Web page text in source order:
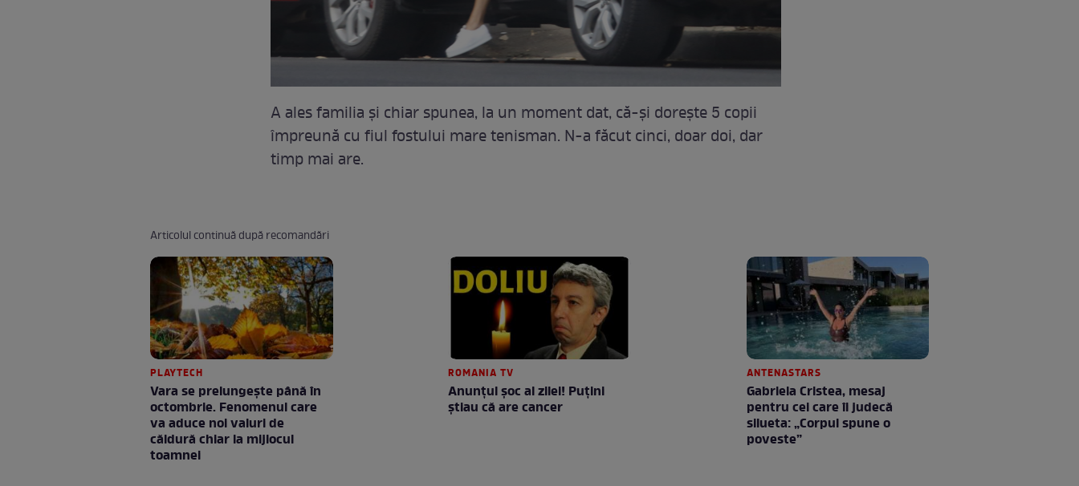
A ales familia şi chiar spunea, la un moment dat, că-şi doreşte 5 copii
împreună cu fiul fostului mare tenisman. N-a făcut cinci, doar doi, dar
timp mai are.
Articolul continuă după recomandări
PLAYTECH
Vara se prelungeşte până în
octombrie. Fenomenul care
va aduce noi valuri de
căldură chiar la mijlocul
toamnei
ROMANIA TV
Anunţul şoc al zilei! Puţini
ştiau că are cancer
ANTENASTARS
Gabriela Cristea, mesaj
pentru cei care îi judecă
silueta: „Corpul spune o
poveste”